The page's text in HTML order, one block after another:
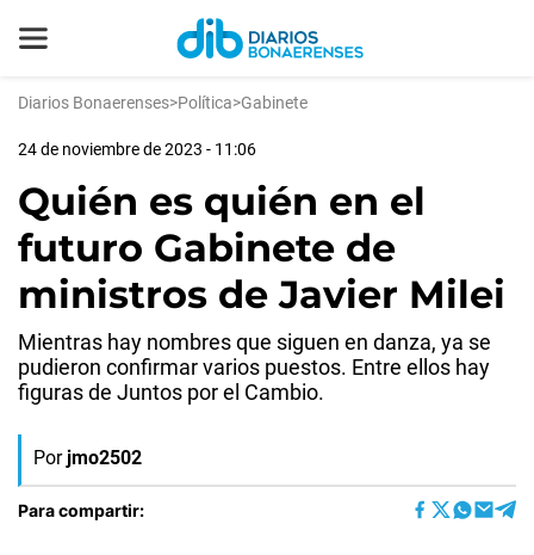
Diarios Bonaerenses>Política>Gabinete
24 de noviembre de 2023 - 11:06
Quién es quién en el
futuro Gabinete de
ministros de Javier Milei
Mientras hay nombres que siguen en danza, ya se
pudieron confirmar varios puestos. Entre ellos hay
figuras de Juntos por el Cambio.
Por jmo2502
Para compartir: